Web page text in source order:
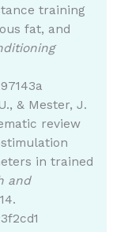
training
fat, and
& Mester, J.
review
in trained
and